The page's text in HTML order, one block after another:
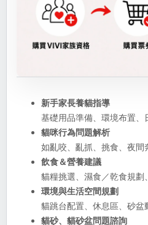
新手家長養貓指導
基礎用品準備、環境布置、
貓咪行為問題解析
如亂咬、亂抓、挑食、夜間
飲食＆營養建議
貓糧挑選、濕食／乾食規劃
環境與生活空間規劃
貓跳台配置、休息區、砂盆
貓砂、貓砂盆問題諮詢